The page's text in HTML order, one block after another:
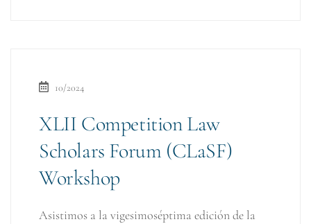
10/2024
XLII Competition Law
Scholars Forum (CLaSF)
Workshop
Asistimos a la vigesimoséptima edición de la